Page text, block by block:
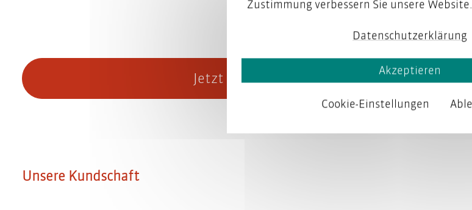
Jetzt unsere Expert:innen für
Unsere Kundschaft
Zustimmung verbessern Sie unsere
Datenschutzerklärung
Cookie-Einstellungen
Akzeptieren